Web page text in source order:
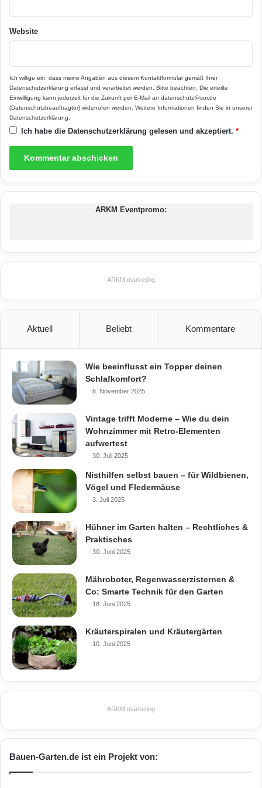
Wärme nach draußen abgegeben. Tatsächlich
Niedrigenergiehaus, sondern auch die eines 3-
Liter-Hauses erfüllt. Durch die geringe
Wandoberflächentemperatur zur Raumluft von
nur einem Grad Celsius entsteht nahezu keine
Raumluftbewegung. Das Ergebnis: ein zu
jeder Jahreszeit behagliches Wohngefühl.
energiebewusst bauen
hochwärmegedämmte Bauelemente
Neopor®-Schalungselemente
Neopor®-Schalungselemente von ARGISOL®
Niedrigenergie- und Passivhäusern
Schalung aus Neopor®
Website
Ich willige ein, dass meine Angaben aus diesem Kontaktformular gemäß Ihrer
Datenschutzerklärung erfasst und verarbeitet werden. Bitte beachten: Die erteilte
Einwilligung kann jederzeit für die Zukunft per E-Mail an datenschutz@sor.de
(Datenschutzbeauftragter) widerrufen werden. Weitere Informationen finden Sie in unserer
Datenschutzerklärung
Ich habe die Datenschutzerklärung gelesen und akzeptiert. *
ARKM Eventpromo:
ARKM.marketing
Aktuell Beliebt Kommentare
Wie beeinflusst ein Topper deinen
Schlafkomfort?
6. November 2025
Vintage trifft Moderne – Wie du dein
Wohnzimmer mit Retro-Elementen
aufwertest
30. Juli 2025
Nisthilfen selbst bauen – für Wildbienen,
Vögel und Fledermäuse
3. Juli 2025
Hühner im Garten halten – Rechtliches &
Praktisches
30. Juni 2025
Mähroboter, Regenwasserzisternen &
Co: Smarte Technik für den Garten
18. Juni 2025
Kräuterspiralen und Kräutergärten
10. Juni 2025
ARKM.marketing
Bauen-Garten.de ist ein Projekt von: